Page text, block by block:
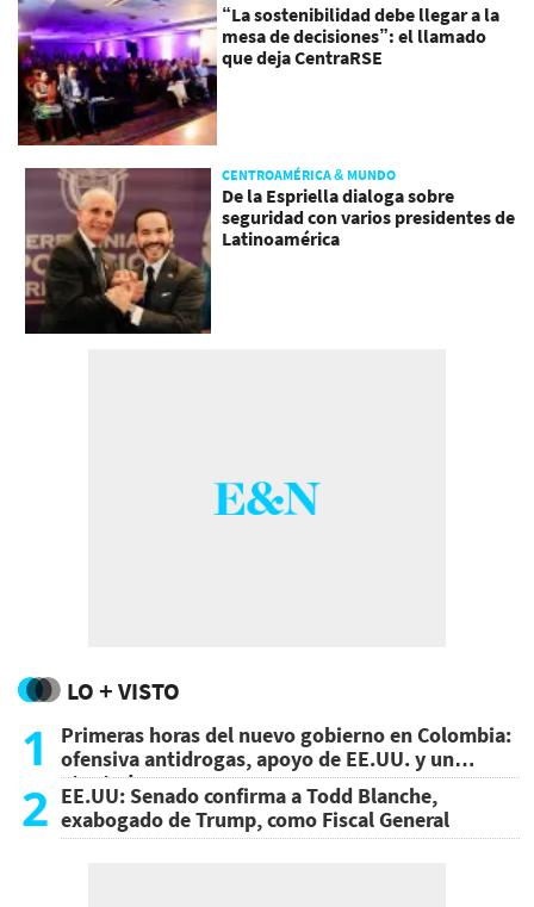
“La sostenibilidad debe llegar a la
mesa de decisiones”: el llamado
que deja CentraRSE
CENTROAMÉRICA & MUNDO
De la Espriella dialoga sobre
seguridad con varios presidentes de
Latinoamérica
LO + VISTO
1
Primeras horas del nuevo gobierno en Colombia:
ofensiva antidrogas, apoyo de EE.UU. y un
atentado
2 EE.UU: Senado confirma a Todd Blanche,
exabogado de Trump, como Fiscal General